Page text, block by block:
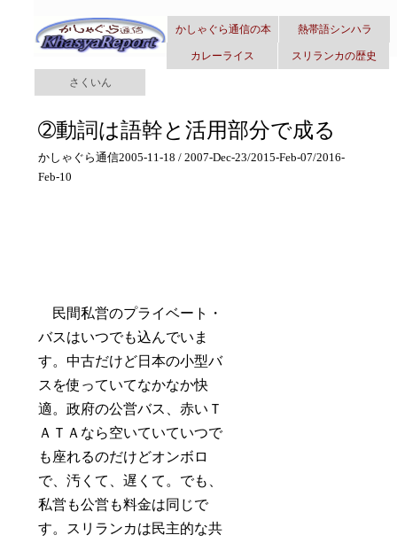
かしゃぐら通信の本 熱帯語シンハラ
カレーライス スリランカの歴史
さくいん
➁動詞は語幹と活用部分で成る
かしゃぐら通信2005-11-18 / 2007-Dec-23/2015-Feb-07/2016-
Feb-10
民間私営のプライベート・
バスはいつでも込んでいま
す。中古だけど日本の小型バ
スを使っていてなかなか快
適。政府の公営バス、赤いＴ
ＡＴＡなら空いていていつで
も座れるのだけどオンボロ
で、汚くて、遅くて。でも、
私営も公営も料金は同じで
す。スリランカは民主的な共